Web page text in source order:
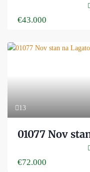
€43.000
13
01077 Nov
€72.000